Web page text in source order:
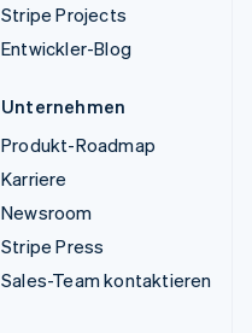
Stripe Projects
Entwickler-Blog
Unternehmen
Produkt-Roadmap
Karriere
Newsroom
Stripe Press
Sales-Team kontaktieren